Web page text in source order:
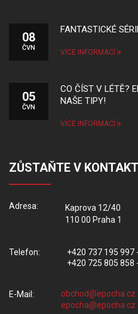
08
ČVN
FANTASTICKÉ
VÍCE INFORMACÍ
05
ČVN
CO ČÍST V LÉTĚ?
NAŠE TIPY!
VÍCE INFORMACÍ
ZŮSTAŇTE V
Adresa:
Kaprova 12/40
110 00 Praha 1
Telefon: +420 737 195 997 -
+420 725 805 858 -
E-Mail: